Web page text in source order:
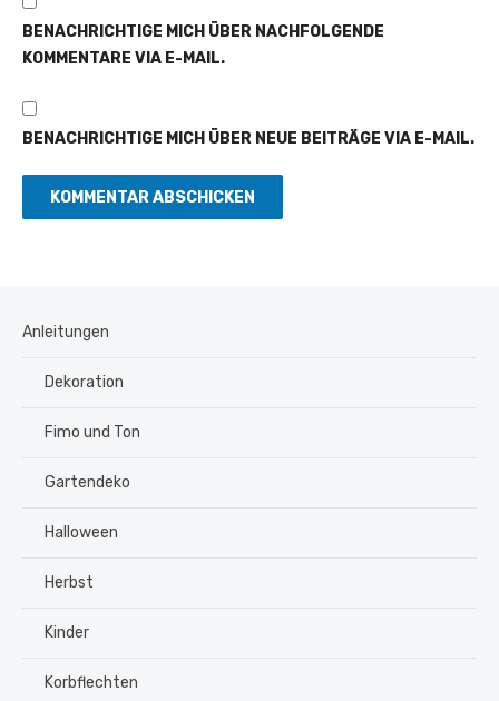
BENACHRICHTIGE MICH ÜBER NACHFOLGENDE
KOMMENTARE VIA E-MAIL.
BENACHRICHTIGE MICH ÜBER NEUE BEITRÄGE VIA E-MAIL.
Anleitungen
Dekoration
Fimo und Ton
Gartendeko
Halloween
Herbst
Kinder
Korbflechten